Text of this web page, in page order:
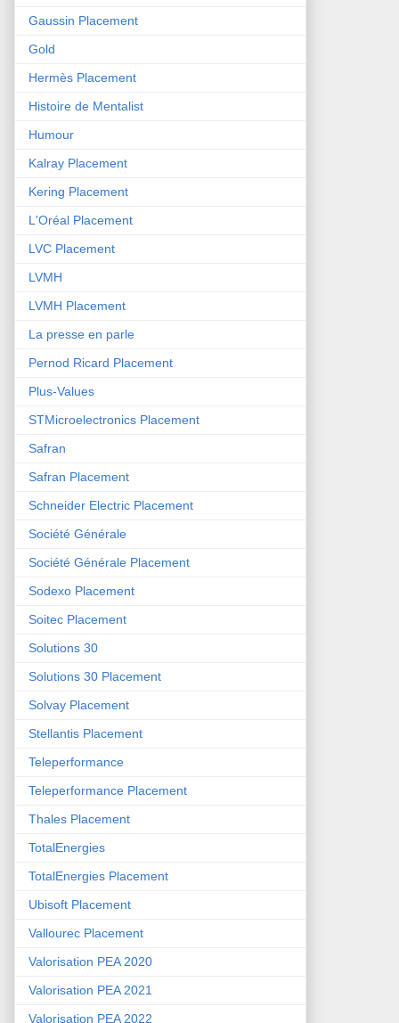
Gaussin Placement
Gold
Hermès Placement
Histoire de Mentalist
Humour
Kalray Placement
Kering Placement
L'Oréal Placement
LVC Placement
LVMH
LVMH Placement
La presse en parle
Pernod Ricard Placement
Plus-Values
STMicroelectronics Placement
Safran
Safran Placement
Schneider Electric Placement
Société Générale
Société Générale Placement
Sodexo Placement
Soitec Placement
Solutions 30
Solutions 30 Placement
Solvay Placement
Stellantis Placement
Teleperformance
Teleperformance Placement
Thales Placement
TotalEnergies
TotalEnergies Placement
Ubisoft Placement
Vallourec Placement
Valorisation PEA 2020
Valorisation PEA 2021
Valorisation PEA 2022